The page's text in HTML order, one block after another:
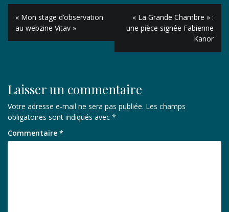
Navigation
de
l’article
« Mon stage d’observation
au webzine Vitav »
« La Grande Chambre » :
une pièce signée Fabienne
Kanor
Laisser un commentaire
Votre adresse e-mail ne sera pas publiée. Les champs
obligatoires sont indiqués avec *
Commentaire *